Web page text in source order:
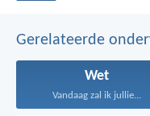
Gerelateerde
Wet
Vandaag zal ik jullie...